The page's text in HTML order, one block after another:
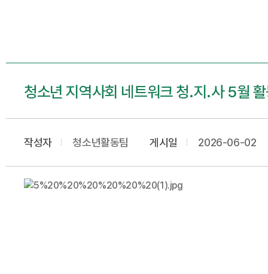
청소년 지역사회 네트워크 청.지.사 5월
작성자 청소년활동팀 게시일 2026-06-02